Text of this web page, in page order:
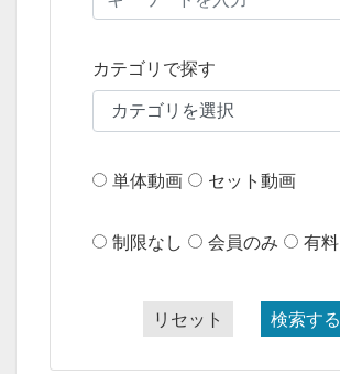
カテゴリで探す
単体動画 セット動画
制限なし 会員のみ 有料
リセット 検索する